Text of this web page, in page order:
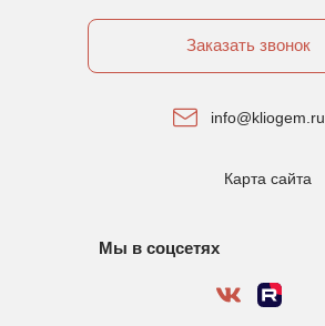
Заказать звонок
info@kliogem.ru
Карта сайта
Мы в соцсетях